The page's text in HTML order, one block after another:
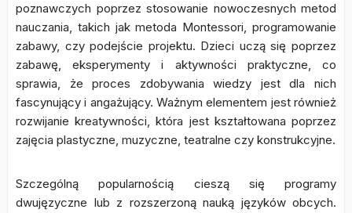
poznawczych poprzez stosowanie nowoczesnych metod
nauczania, takich jak metoda Montessori, programowanie
zabawy, czy podejście projektu. Dzieci uczą się poprzez
zabawę, eksperymenty i aktywności praktyczne, co
sprawia, że proces zdobywania wiedzy jest dla nich
fascynujący i angażujący. Ważnym elementem jest również
rozwijanie kreatywności, która jest kształtowana poprzez
zajęcia plastyczne, muzyczne, teatralne czy konstrukcyjne.
Szczególną popularnością cieszą się programy
dwujęzyczne lub z rozszerzoną nauką języków obcych.